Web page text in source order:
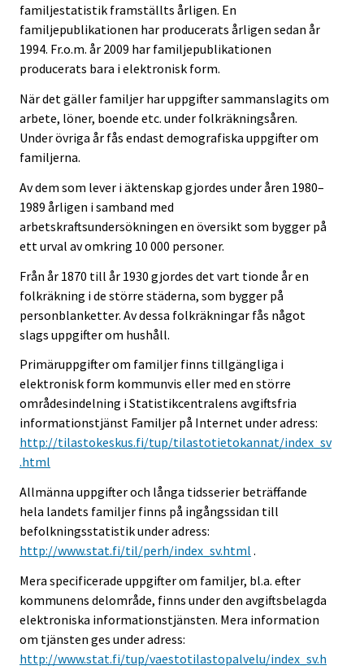
familjestatistik framställts årligen. En
familjepublikationen har producerats årligen sedan år
1994. Fr.o.m. år 2009 har familjepublikationen
producerats bara i elektronisk form.
När det gäller familjer har uppgifter sammanslagits om
arbete, löner, boende etc. under folkräkningsåren.
Under övriga år fås endast demografiska uppgifter om
familjerna.
Av dem som lever i äktenskap gjordes under åren 1980–
1989 årligen i samband med
arbetskraftsundersökningen en översikt som bygger på
ett urval av omkring 10 000 personer.
Från år 1870 till år 1930 gjordes det vart tionde år en
folkräkning i de större städerna, som bygger på
personblanketter. Av dessa folkräkningar fås något
slags uppgifter om hushåll.
Primäruppgifter om familjer finns tillgängliga i
elektronisk form kommunvis eller med en större
områdesindelning i Statistikcentralens avgiftsfria
informationstjänst Familjer på Internet under adress:
http://tilastokeskus.fi/tup/tilastotietokannat/index_sv
.html
Allmänna uppgifter och långa tidsserier beträffande
hela landets familjer finns på ingångssidan till
befolkningsstatistik under adress:
http://www.stat.fi/til/perh/index_sv.html .
Mera specificerade uppgifter om familjer, bl.a. efter
kommunens delområde, finns under den avgiftsbelagda
elektroniska informationstjänsten. Mera information
om tjänsten ges under adress:
http://www.stat.fi/tup/vaestotilastopalvelu/index_sv.h